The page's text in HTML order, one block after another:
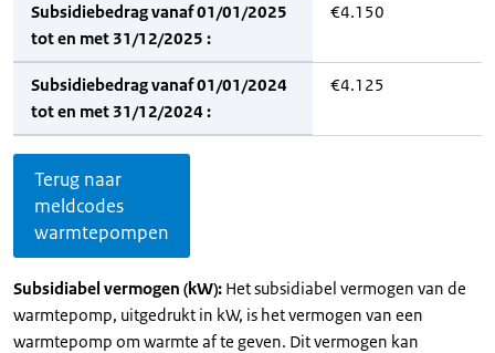
Subsidiebedrag vanaf 01/01/2025
tot en met 31/12/2025 :
€4.150
Subsidiebedrag vanaf 01/01/2024
tot en met 31/12/2024 :
€4.125
Terug naar
meldcodes
warmtepompen
Subsidiabel vermogen (kW): Het subsidiabel vermogen van de
warmtepomp, uitgedrukt in kW, is het vermogen van een
warmtepomp om warmte af te geven. Dit vermogen kan